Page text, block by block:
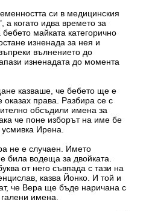
си в медицинския
когато идва времето за
майката категорично
изненада за нея и
вълнението до
изненадата до момента
казваше, че бебето ще е
права. Разбира се с
обсъдили имена за
че поне изборът на име бе
усмивка Ирена.
не е случаен. Името
била водеща за двойката.
от него съвпада с тази на
казва Йонко. И той и
че Вера ще бъде наричана с
имена.